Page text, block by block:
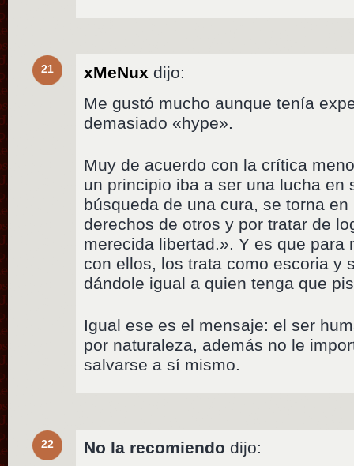
21 xMeNux dijo:
Me gustó mucho aunque tenía
demasiado «hype».
Muy de acuerdo con la crítica
un principio iba a ser una lucha en
búsqueda de una cura, se torna
derechos de otros y por tratar de
merecida libertad.». Y es que para
con ellos, los trata como escoria y
dándole igual a quien tenga que
Igual ese es el mensaje: el ser
por naturaleza, además no le
salvarse a sí mismo.
22 No la recomiendo dijo: